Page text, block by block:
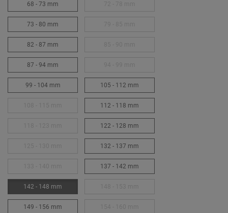
68 - 73 mm
73 - 80 mm
82 - 87 mm
87 - 94 mm
99 - 104 mm 105 - 112 mm
112 - 118 mm
122 - 128 mm
132 - 137 mm
137 - 142 mm
142 - 148 mm
149 - 156 mm